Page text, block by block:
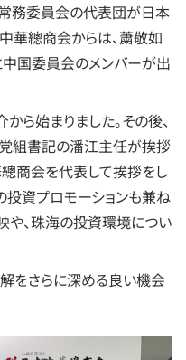
務委員会の代表団が日本
華總商会からは、䔥敬如
国委員会のメンバーが出
ら始まりました。その後、
組書記の潘江主任が挨拶
商会を代表して挨拶をし
投資プロモーションも兼ね
や、珠海の投資環境につい
をさらに深める良い機会